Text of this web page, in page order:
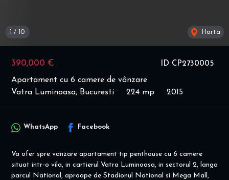
ID CP2730005
390,000 €
Apartament cu 6 camere de vânzare
Vatra Luminoasa, Bucuresti
224 mp 2015
/ 10 Harta
WhatsApp Facebook
Va ofer spre vanzare apartament tip penthouse cu 6 camere
situat intr-o vila, in cartierul Vatra Luminoasa, in sectorul 2, langa
parcul National, aproape de Stadionul National si Mega Mall,